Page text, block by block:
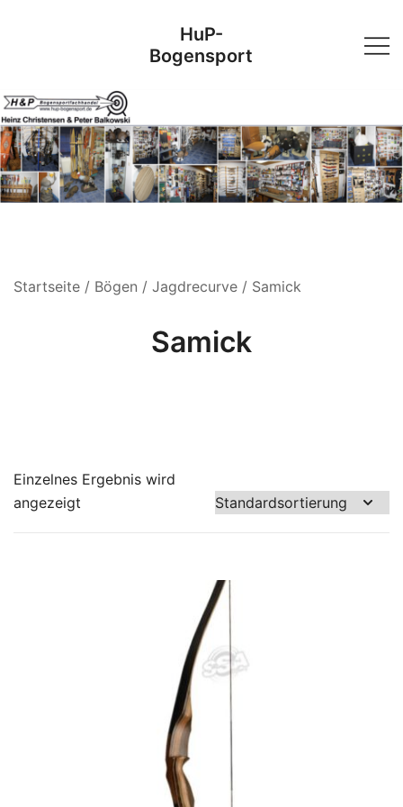
HuP-
Bogensport
Startseite / Bögen / Jagdrecurve / Samick
Samick
Einzelnes Ergebnis wird
angezeigt